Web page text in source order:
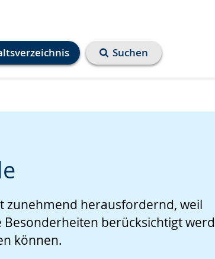
Suchen
zunehmend herausfordernd, weil
berücksichtigt
können.